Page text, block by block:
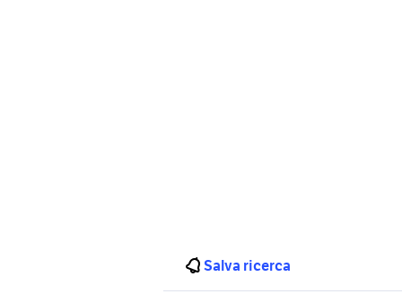
Salva ricerca